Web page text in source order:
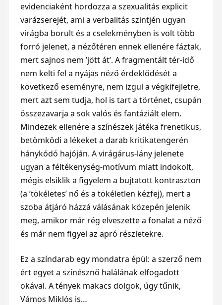
evidenciaként hordozza a szexualitás explicit
varázserejét, ami a verbalitás szintjén ugyan
virágba borult és a cselekményben is volt több
forró jelenet, a nézőtéren ennek ellenére fáztak,
mert sajnos nem ’jött át’. A fragmentált tér-idő
nem kelti fel a nyájas néző érdeklődését a
következő eseményre, nem izgul a végkifejletre,
mert azt sem tudja, hol is tart a történet, csupán
összezavarja a sok valós és fantáziált elem.
Mindezek ellenére a színészek játéka frenetikus,
betömködi a lékeket a darab kritikatengerén
hánykódó hajóján. A virágárus-lány jelenete
ugyan a féltékenység-motívum miatt indokolt,
mégis elsiklik a figyelem a bujtatott kontraszton
(a ’tökéletes’ nő és a tökéletlen kézfej), mert a
szoba átjáró házzá válásának közepén jelenik
meg, amikor már rég elveszette a fonalat a néző
és már nem figyel az apró részletekre.
Ez a színdarab egy mondatra épül: a szerző nem
ért egyet a színésznő halálának elfogadott
okával. A tények makacs dolgok, úgy tűnik,
Vámos Miklós is…